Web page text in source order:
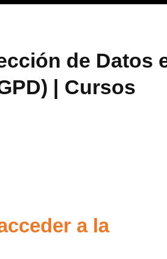
de Datos
| Cursos
a la